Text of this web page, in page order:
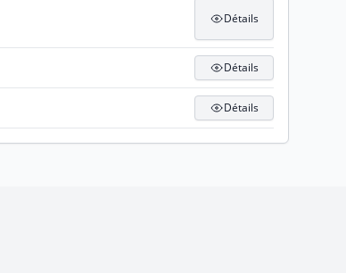
Détails
Détails
Détails